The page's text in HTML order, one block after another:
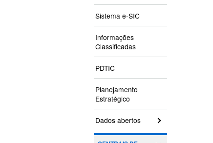
Sistema e-SIC
Informações
Classificadas
PDTIC
Planejamento
Estratégico
Dados abertos